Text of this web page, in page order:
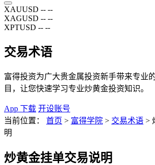
XAUUSD -- --
XAGUSD -- --
XPTUSD -- --
交易术语
富得投资为广大贵金属投资新手带来专业
目，让您快速学习专业炒黄金投资知识。
App 下载 开设账号
当前位置：
首页 > 富得学院 > 交易术语 >
明
炒黄金挂单交易说明